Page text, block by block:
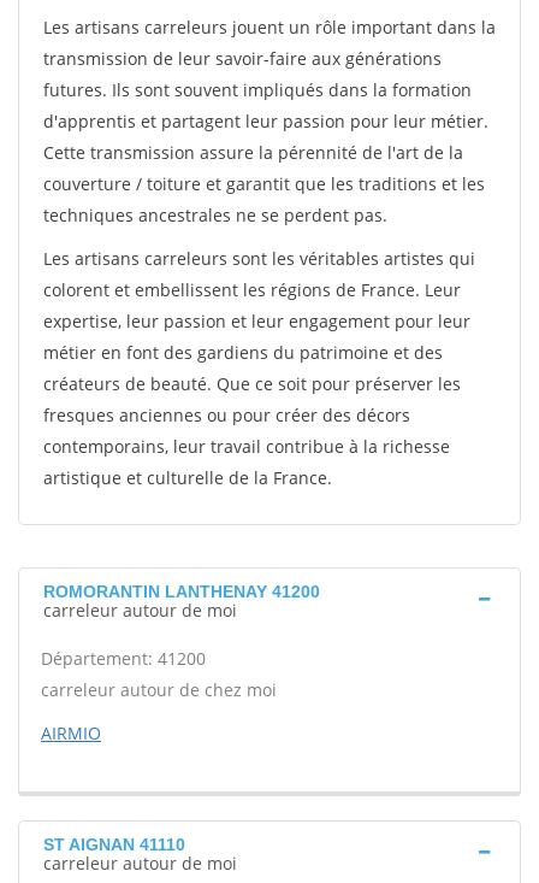
Les artisans carreleurs jouent un rôle important dans la
transmission de leur savoir-faire aux générations
futures. Ils sont souvent impliqués dans la formation
d'apprentis et partagent leur passion pour leur métier.
Cette transmission assure la pérennité de l'art de la
couverture / toiture et garantit que les traditions et les
techniques ancestrales ne se perdent pas.
Les artisans carreleurs sont les véritables artistes qui
colorent et embellissent les régions de France. Leur
expertise, leur passion et leur engagement pour leur
métier en font des gardiens du patrimoine et des
créateurs de beauté. Que ce soit pour préserver les
fresques anciennes ou pour créer des décors
contemporains, leur travail contribue à la richesse
artistique et culturelle de la France.
ROMORANTIN LANTHENAY 41200
carreleur autour de moi
Département: 41200
carreleur autour de chez moi
AIRMIO
ST AIGNAN 41110
carreleur autour de moi